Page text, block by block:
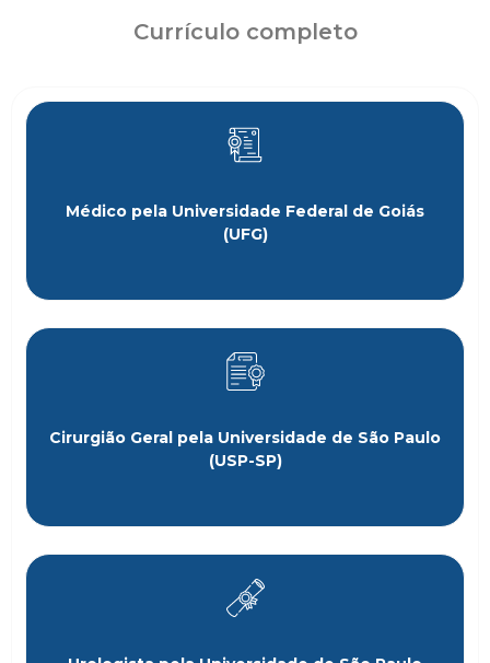
Currículo completo
Médico pela Universidade Federal de Goiás
(UFG)
Cirurgião Geral pela Universidade de São Paulo
(USP-SP)